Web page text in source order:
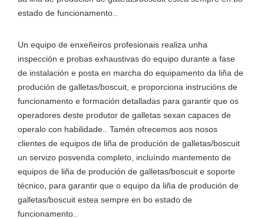
estado de funcionamento..
Un equipo de enxeñeiros profesionais realiza unha
inspección e probas exhaustivas do equipo durante a fase
de instalación e posta en marcha do equipamento da liña de
produción de galletas/boscuit, e proporciona instrucións de
funcionamento e formación detalladas para garantir que os
operadores deste produtor de galletas sexan capaces de
operalo con habilidade.. Tamén ofrecemos aos nosos
clientes de equipos de liña de produción de galletas/boscuit
un servizo posvenda completo, incluíndo mantemento de
equipos de liña de produción de galletas/boscuit e soporte
técnico, para garantir que o equipo da liña de produción de
galletas/boscuit estea sempre en bo estado de
funcionamento..